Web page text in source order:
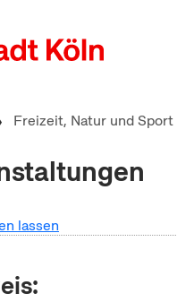
Freizeit, Natur und Sport
lassen